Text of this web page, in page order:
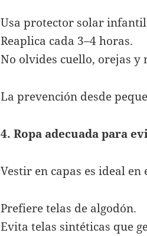
Usa protector solar
Reaplica cada 3–4 horas.
No olvides cuello, orejas y
La prevención desde
4. Ropa adecuada para
Vestir en capas es ideal
Prefiere telas de algodón.
Evita telas sintéticas que